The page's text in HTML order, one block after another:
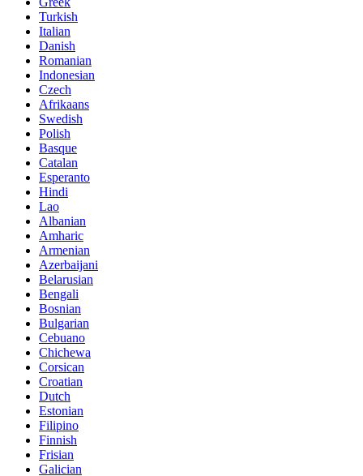
Turkish
Italian
Danish
Romanian
Indonesian
Czech
Afrikaans
Swedish
Polish
Basque
Catalan
Esperanto
Hindi
Lao
Albanian
Amharic
Armenian
Azerbaijani
Belarusian
Bengali
Bosnian
Bulgarian
Cebuano
Chichewa
Corsican
Croatian
Dutch
Estonian
Filipino
Finnish
Frisian
Galician